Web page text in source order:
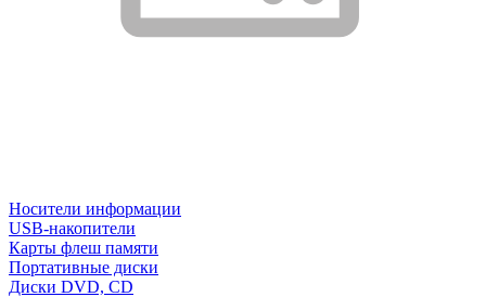
Носители информации
USB-накопители
Карты флеш памяти
Портативные диски
Диски DVD, CD